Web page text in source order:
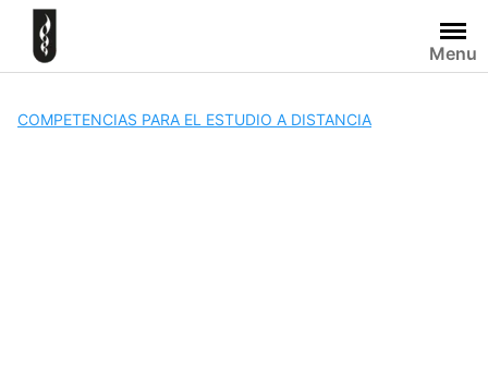
Skip
content
Menu
COMPETENCIAS PARA EL ESTUDIO A DISTANCIA